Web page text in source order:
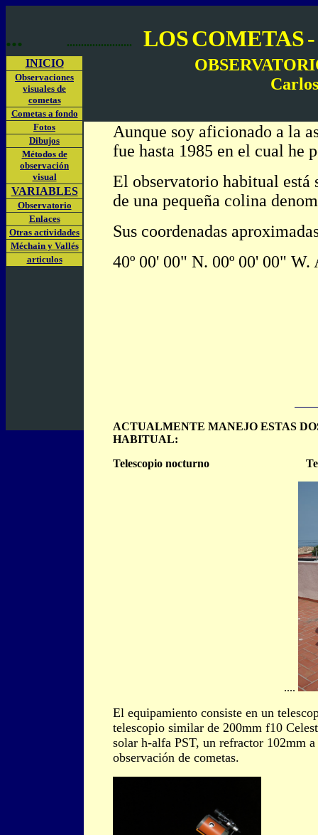
... ....................... LOSCOMETAS-
INICIO
Observaciones
visuales de
cometas
Cometas a fondo
Fotos
Dibujos
Métodos de
observación
visual
VARIABLES
Observatorio
Enlaces
Otras actividades
Méchain y Vallés
articulos
Aunque soy aficionado a la
fue hasta 1985 en el cual he
El observatorio habitual está
de una pequeña colina
Sus coordenadas
40º 00' 00" N. 00º 00' 00"
ACTUALMENTE MANEJO ESTAS
HABITUAL:
Telescopio nocturno
....
El equipamiento consiste en un
telescopio similar de 200mm f10
solar h-alfa PST, un refractor 102mm
observación de cometas.